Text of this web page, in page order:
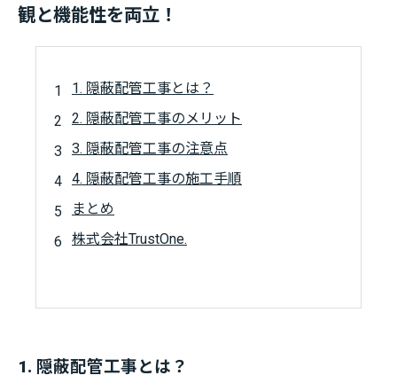
観と機能性を両立！
1. 隠蔽配管工事とは？
2. 隠蔽配管工事のメリット
3. 隠蔽配管工事の注意点
4. 隠蔽配管工事の施工手順
まとめ
株式会社TrustOne.
1. 隠蔽配管工事とは？